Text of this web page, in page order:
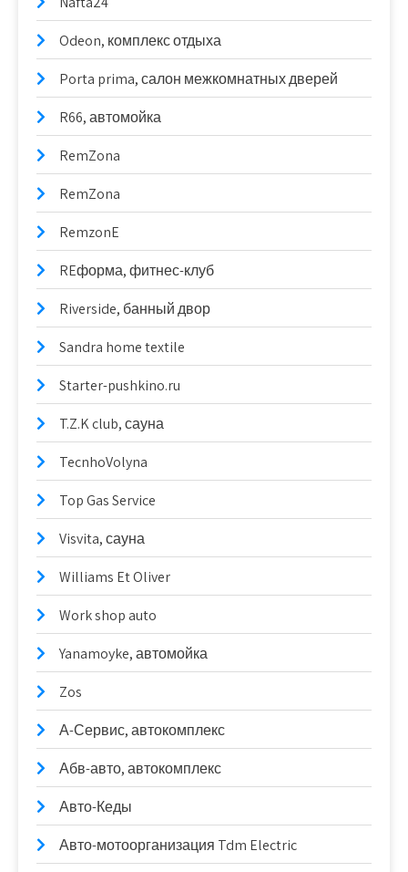
Odeon, комплекс отдыха
Porta prima, салон межкомнатных дверей
R66, автомойка
RemZona
RemZona
RemzonE
REформа, фитнес-клуб
Riverside, банный двор
Sandra home textile
Starter-pushkino.ru
T.Z.K club, сауна
TecnhoVolyna
Top Gas Service
Visvita, сауна
Williams Et Oliver
Work shop auto
Yanamoyke, автомойка
Zos
А-Сервис, автокомплекс
Абв-авто, автокомплекс
Авто-Кеды
Авто-мотоорганизация Tdm Electric